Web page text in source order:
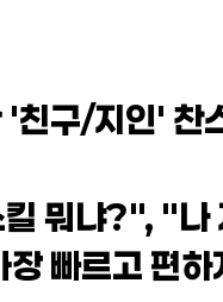
'친구/지인' 찬
뭐냐?", "나
장 빠르고 편